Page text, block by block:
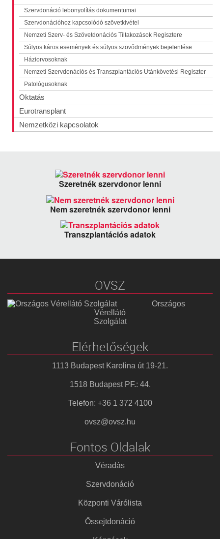
Szervdonáció lebonyolítás dokumentumai
Szervdonációhoz kapcsolódó szövetkivétel
Nemzeti Szerv- és Szövetdonációs Tiltakozások Regisztere
Súlyos káros események és súlyos szövődmények bejelentése
Háziorvosoknak
Nemzeti Szervdonációs és Transzplantációs Utánkövetési Regiszter
Patológusoknak
Oktatás
Eurotransplant
Nemzetközi kapcsolatok
Szeretnék szervdonor lenni
Nem szeretnék szervdonor lenni
Transzplantációs adatok
OVSZ
Országos
Vérellátó
Szolgálat
Elérhetőségek
1113 Budapest Karolina út 19-21.
1518 Budapest PF.: 44.
Telefon: +36 1 372 4100
ovsz@ovsz.hu
Fontos Oldalak
Véradás
Szervdonáció
Központi Várólista
Őssejtdonáció